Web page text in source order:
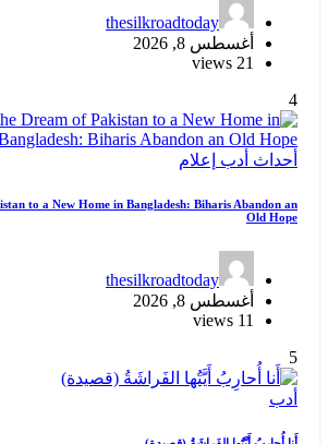
thesilkroadtoday
أغسطس 8, 2026
21 views
4
أحداث أدب إعلام
to a New Home in Bangladesh: Biharis Abandon an
Old Hope
thesilkroadtoday
أغسطس 8, 2026
11 views
5
أدب